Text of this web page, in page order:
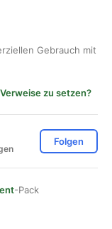
Gebrauch mit
zu setzen?
Folgen
-Pack